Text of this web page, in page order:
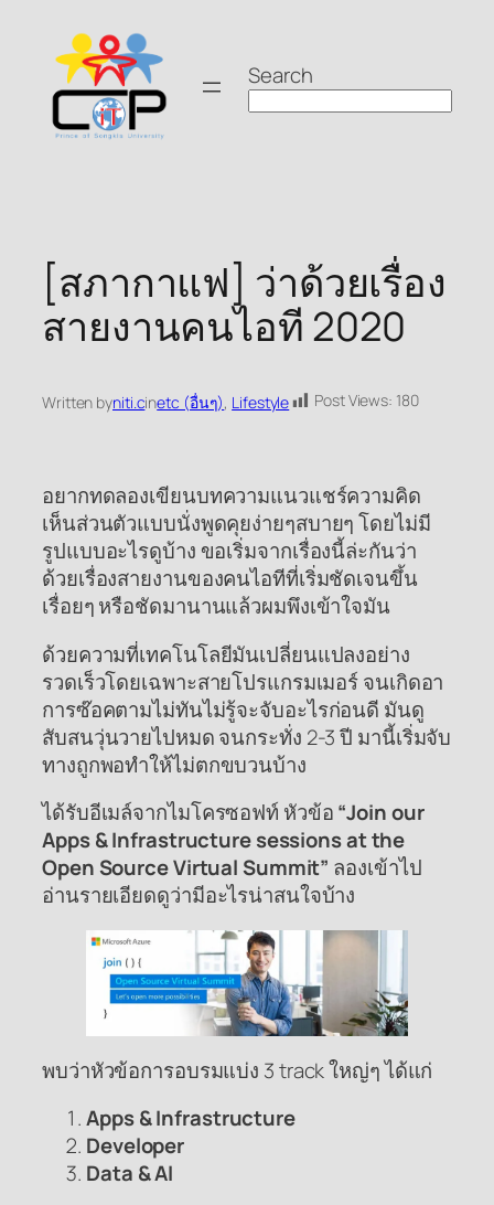
content
Search
[สภากาแฟ] ว่าด้วยเรื่อง
สายงานคนไอที 2020
Written byniti.cinetc (อื่นๆ), Lifestyle Post Views: 180
อยากทดลองเขียนบทความแนวแชร์ความคิด
เห็นส่วนตัวแบบนั่งพูดคุยง่ายๆสบายๆ โดยไม่มี
รูปแบบอะไรดูบ้าง ขอเริ่มจากเรื่องนี้ล่ะกันว่า
ด้วยเรื่องสายงานของคนไอทีที่เริ่มชัดเจนขึ้น
เรื่อยๆ หรือชัดมานานแล้วผมพึงเข้าใจมัน
ด้วยความที่เทคโนโลยีมันเปลี่ยนแปลงอย่าง
รวดเร็วโดยเฉพาะสายโปรแกรมเมอร์ จนเกิดอา
การซ๊อคตามไม่ทันไม่รู้จะจับอะไรก่อนดี มันดู
สับสนวุ่นวายไปหมด จนกระทั่ง 2-3 ปี มานี้เริ่มจับ
ทางถูกพอทำให้ไม่ตกขบวนบ้าง
ได้รับอีเมล์จากไมโครซอฟท์ หัวข้อ“Join our
Apps & Infrastructure sessions at the
Open Source Virtual Summit” ลองเข้าไป
อ่านรายเอียดดูว่ามีอะไรน่าสนใจบ้าง
พบว่าหัวข้อการอบรมแบ่ง 3 track ใหญ่ๆ ได้แก่
Apps & Infrastructure
Developer
Data & AI